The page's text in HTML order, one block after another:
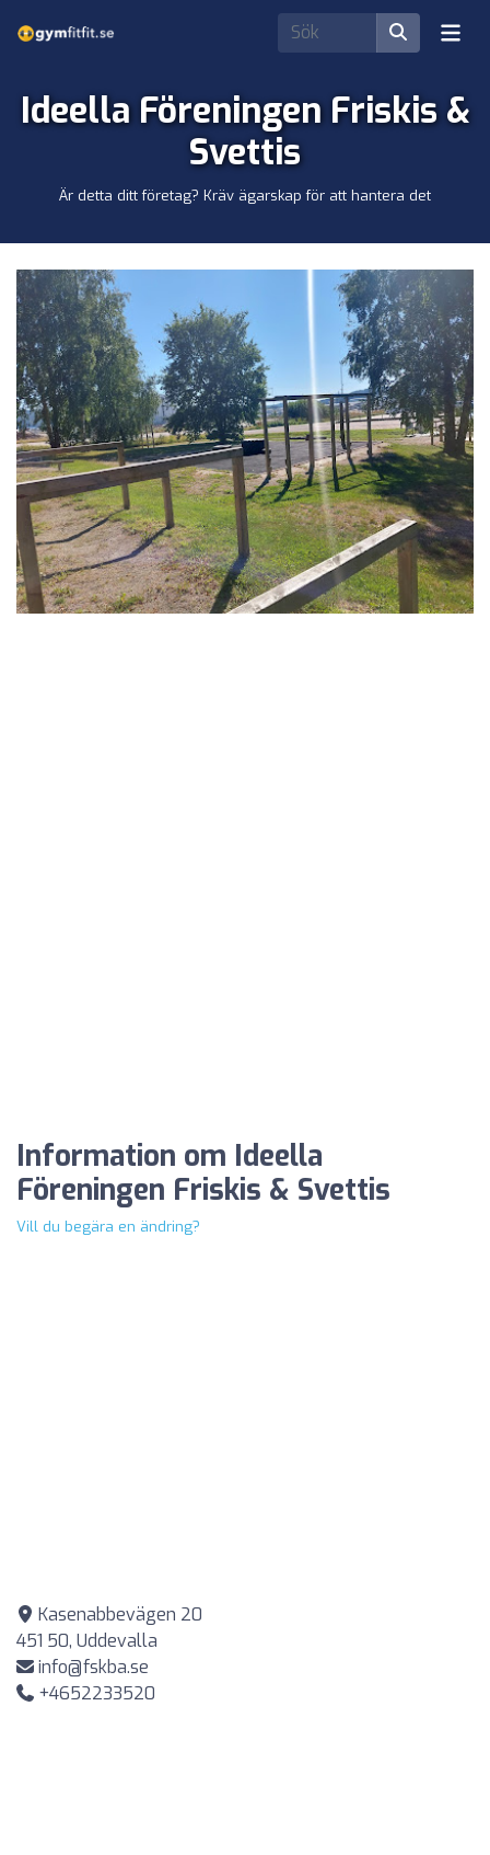
Ideella Föreningen Friskis &
Svettis
Är detta ditt företag? Kräv ägarskap för att hantera det
Information om Ideella
Föreningen Friskis & Svettis
Vill du begära en ändring?
Kasenabbevägen 20
451 50, Uddevalla
info@fskba.se
+4652233520